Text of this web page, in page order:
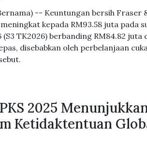
-- Keuntungan bersih Fraser
kepada RM93.58 juta pada
TK2026) berbanding RM84.82 juta
disebabkan oleh perbelanjaan
2025
Ketidaktentuan